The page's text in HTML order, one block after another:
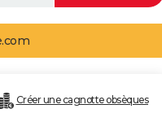
Créer une cagnotte obsèques